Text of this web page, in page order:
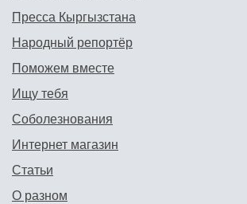
Пресса Кыргызстана
Народный репортёр
Поможем вместе
Ищу тебя
Соболезнования
Интернет магазин
Статьи
О разном